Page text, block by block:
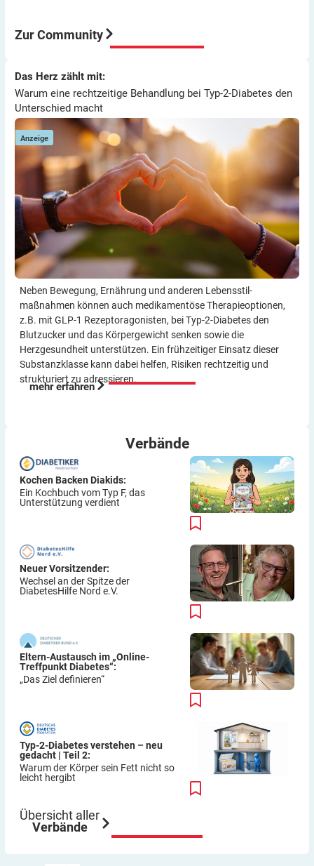
immer wieder so machen.
Zur Community
Warum eine rechtzeitige Behandlung bei Typ-2-Diabetes den
Das Herz zählt mit:
Warum eine rechtzeitige Behandlung bei Typ-2-Diabetes den
Unterschied macht
Anzeige
Neben Bewegung, Ernährung und anderen Lebensstil­
maßnahmen können auch medikamentöse Therapie­optionen,
z.B. mit GLP-1 Rezeptor­agonisten, bei Typ-2-Diabetes den
Blutzucker und das Körper­gewicht senken sowie die
Herzgesundheit unterstützen. Ein frühzeitiger Einsatz dieser
Substanzklasse kann dabei helfen, Risiken rechtzeitig und
strukturiert zu adressieren.
mehr erfahren
Verbände
Kochen Backen Diakids:
Ein Kochbuch vom Typ F, das
Unterstützung verdient
Neuer Vorsitzender:
Wechsel an der Spitze der
DiabetesHilfe Nord e.V.
Eltern-Austausch im „Online-
Treffpunkt Diabetes“:
„Das Ziel definieren“
Typ-2-Diabetes verstehen – neu
gedacht | Teil 2:
Warum der Körper sein Fett nicht so
leicht hergibt
Übersicht aller
Verbände